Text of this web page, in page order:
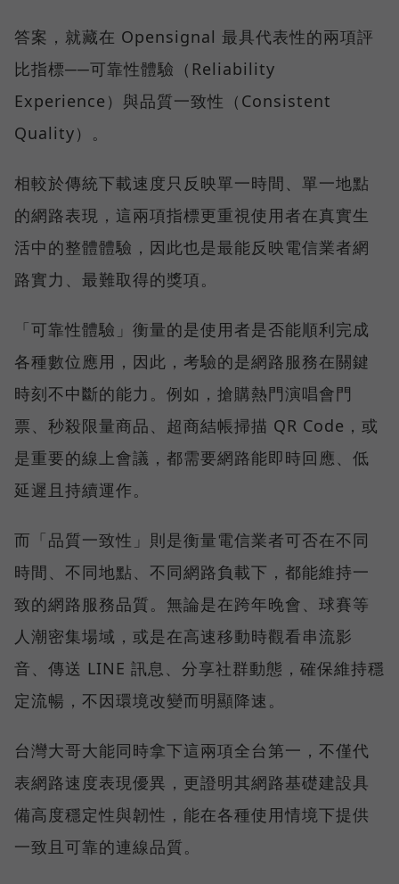
答案，就藏在 Opensignal 最具代表性的兩項評
比指標──可靠性體驗（Reliability
Experience）與品質一致性（Consistent
Quality）。
相較於傳統下載速度只反映單一時間、單一地點
的網路表現，這兩項指標更重視使用者在真實生
活中的整體體驗，因此也是最能反映電信業者網
路實力、最難取得的獎項。
「可靠性體驗」衡量的是使用者是否能順利完成
各種數位應用，因此，考驗的是網路服務在關鍵
時刻不中斷的能力。例如，搶購熱門演唱會門
票、秒殺限量商品、超商結帳掃描 QR Code，或
是重要的線上會議，都需要網路能即時回應、低
延遲且持續運作。
而「品質一致性」則是衡量電信業者可否在不同
時間、不同地點、不同網路負載下，都能維持一
致的網路服務品質。無論是在跨年晚會、球賽等
人潮密集場域，或是在高速移動時觀看串流影
音、傳送 LINE 訊息、分享社群動態，確保維持穩
定流暢，不因環境改變而明顯降速。
台灣大哥大能同時拿下這兩項全台第一，不僅代
表網路速度表現優異，更證明其網路基礎建設具
備高度穩定性與韌性，能在各種使用情境下提供
一致且可靠的連線品質。